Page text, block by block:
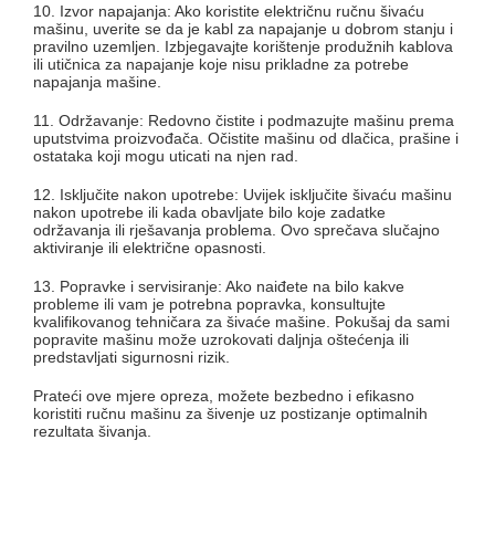
10. Izvor napajanja: Ako koristite električnu ručnu šivaću
mašinu, uverite se da je kabl za napajanje u dobrom stanju i
pravilno uzemljen. Izbjegavajte korištenje produžnih kablova
ili utičnica za napajanje koje nisu prikladne za potrebe
napajanja mašine.
11. Održavanje: Redovno čistite i podmazujte mašinu prema
uputstvima proizvođača. Očistite mašinu od dlačica, prašine i
ostataka koji mogu uticati na njen rad.
12. Isključite nakon upotrebe: Uvijek isključite šivaću mašinu
nakon upotrebe ili kada obavljate bilo koje zadatke
održavanja ili rješavanja problema. Ovo sprečava slučajno
aktiviranje ili električne opasnosti.
13. Popravke i servisiranje: Ako naiđete na bilo kakve
probleme ili vam je potrebna popravka, konsultujte
kvalifikovanog tehničara za šivaće mašine. Pokušaj da sami
popravite mašinu može uzrokovati daljnja oštećenja ili
predstavljati sigurnosni rizik.
Prateći ove mjere opreza, možete bezbedno i efikasno
koristiti ručnu mašinu za šivenje uz postizanje optimalnih
rezultata šivanja.